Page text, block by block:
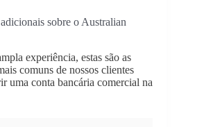
sobre o Australian
experiência, estas são as
comuns de nossos clientes
uma conta bancária comercial na